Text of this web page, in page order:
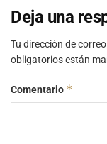
Deja una
Tu dirección de
obligatorios están
Comentario *